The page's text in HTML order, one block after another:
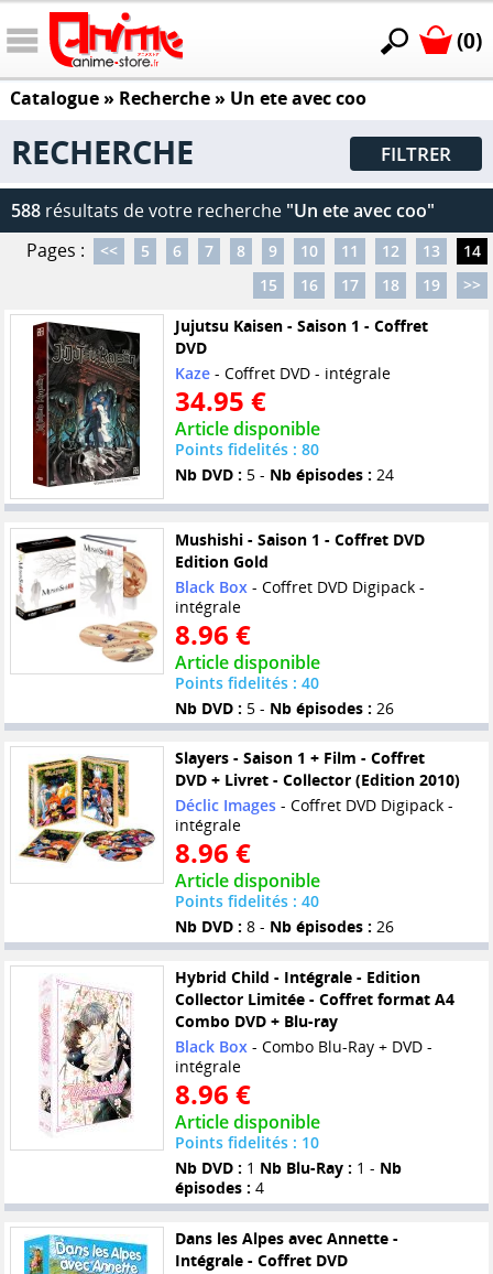
(0)
Catalogue» Recherche » Un ete avec coo
RECHERCHE FILTRER
588 résultats de votre recherche "Un ete avec coo"
Pages :
<< 5 6 7 8 9 10 11 12 13
14
15
16 17 18 19
>>
Jujutsu Kaisen - Saison 1 - Coffret
DVD
Kaze- Coffret DVD - intégrale
34.95 €
Article disponible
Points fidelités : 80
Nb DVD : 5 - Nb épisodes : 24
Mushishi - Saison 1 - Coffret DVD
Edition Gold
Black Box - Coffret DVD Digipack -
intégrale
8.96 €
Article disponible
Points fidelités : 40
Nb DVD : 5 - Nb épisodes : 26
Slayers - Saison 1 + Film - Coffret
DVD + Livret - Collector (Edition 2010)
Déclic Images- Coffret DVD Digipack -
intégrale
8.96 €
Article disponible
Points fidelités : 40
Nb DVD : 8 - Nb épisodes : 26
Hybrid Child - Intégrale - Edition
Collector Limitée - Coffret format A4
Combo DVD + Blu-ray
Black Box- Combo Blu-Ray + DVD -
intégrale
8.96 €
Article disponible
Points fidelités : 10
Nb DVD : 1 Nb Blu-Ray : 1 - Nb
épisodes : 4
Dans les Alpes avec Annette -
Intégrale - Coffret DVD